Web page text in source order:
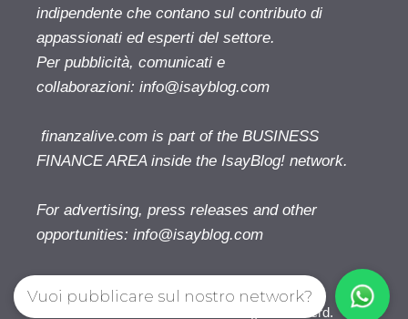
indipendente che contano sul contributo di
appassionati ed esperti del settore.
Per pubblicità, comunicati e
collaborazioni: info@isayblog.com
finanzalive.com is part of the BUSINESS
FINANCE AREA inside the IsayBlog! network.
For advertising, press releases and other
opportunities: info@isayblog.com
Finanzalive.com © 2026. All right reserverd.
Vuoi pubblicare sul nostro network?